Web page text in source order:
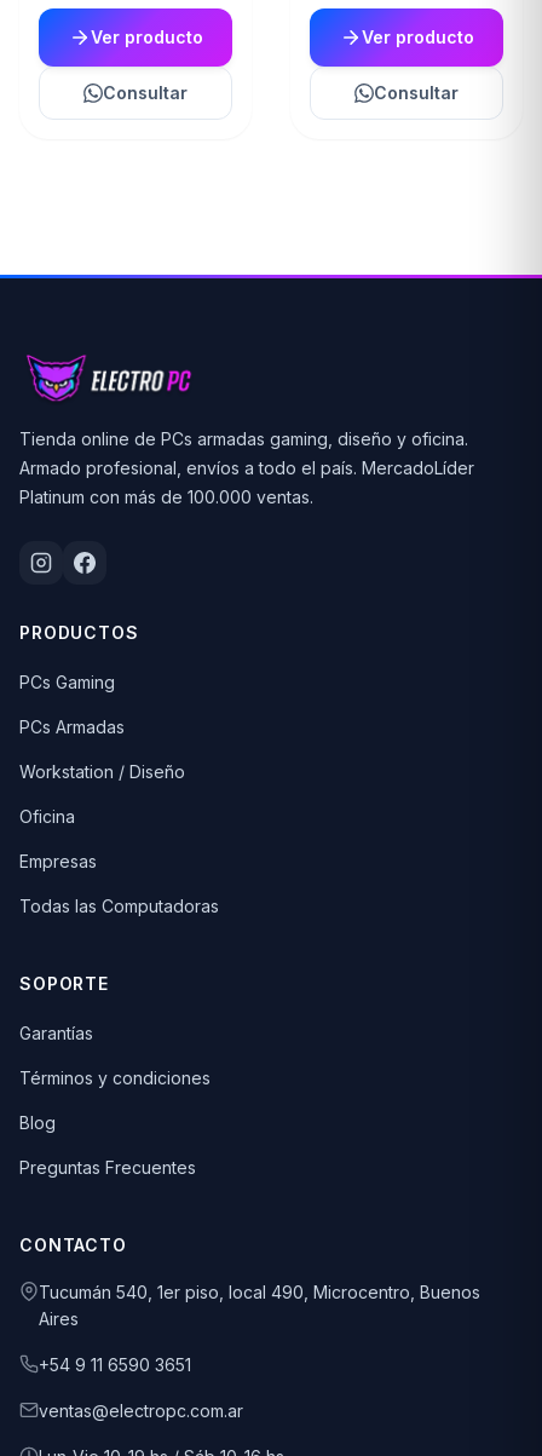
Ver producto
Consultar
Ver producto
Consultar
Tienda online de PCs armadas gaming, diseño y oficina.
Armado profesional, envíos a todo el país. MercadoLíder
Platinum con más de 100.000 ventas.
PRODUCTOS
PCs Gaming
PCs Armadas
Workstation / Diseño
Oficina
Empresas
Todas las Computadoras
SOPORTE
Garantías
Términos y condiciones
Blog
Preguntas Frecuentes
CONTACTO
Tucumán 540, 1er piso, local 490, Microcentro, Buenos
Aires
+54 9 11 6590 3651
ventas@electropc.com.ar